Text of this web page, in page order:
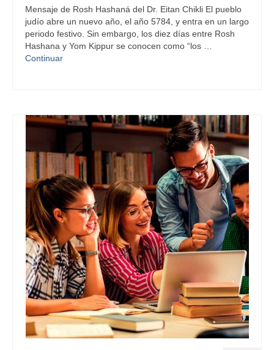
Mensaje de Rosh Hashaná del Dr. Eitan Chikli El pueblo
judío abre un nuevo año, el año 5784, y entra en un largo
periodo festivo. Sin embargo, los diez días entre Rosh
Hashana y Yom Kippur se conocen como “los …
Continuar